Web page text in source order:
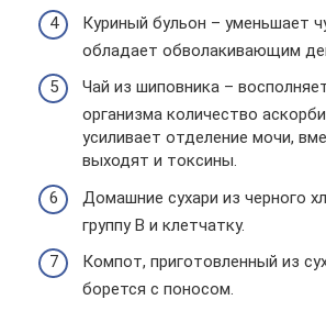
Куриный бульон – уменьшает
обладает обволакивающим
Чай из шиповника –
организма количество
усиливает отделение мочи,
выходят и токсины.
Домашние сухари из черного
группу В и клетчатку.
Компот, приготовленный из
борется с поносом.